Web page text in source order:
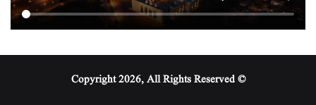
© Copyright 2026, All Rights Reserved